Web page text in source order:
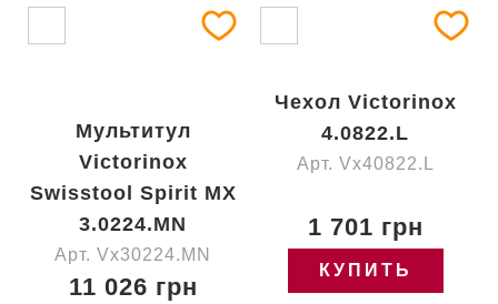
Мультитул
Victorinox
Swisstool Spirit MX
3.0224.MN
Арт. Vx30224.MN
11 026 грн
Чехол Victorinox
4.0822.L
Арт. Vx40822.L
1 701 грн
КУПИТЬ